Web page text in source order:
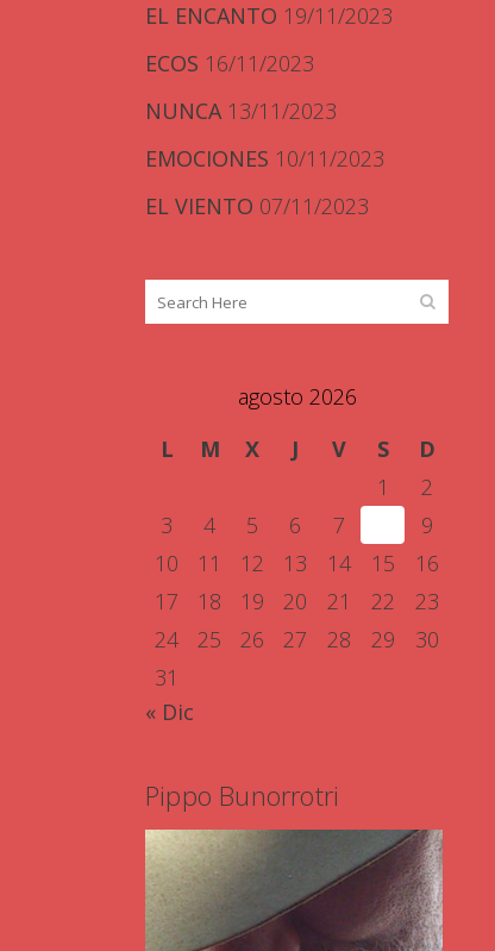
EL ENCANTO 19/11/2023
ECOS 16/11/2023
NUNCA 13/11/2023
EMOCIONES 10/11/2023
EL VIENTO 07/11/2023
agosto 2026
L
M X J V S
D
1
2
3
4 5 6 7
9
10
11 12 13 14 15
16
17
18 19 20 21 22
23
24
25 26 27 28 29
30
31
« Dic
Pippo Bunorrotri